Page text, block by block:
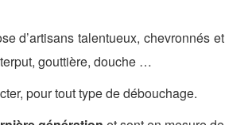
d’artisans talentueux, chevronnés et
gouttière, douche …
pour tout type de débouchage.